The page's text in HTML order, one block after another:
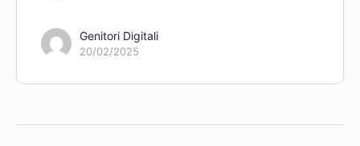
Genitori Digitali
20/02/2025